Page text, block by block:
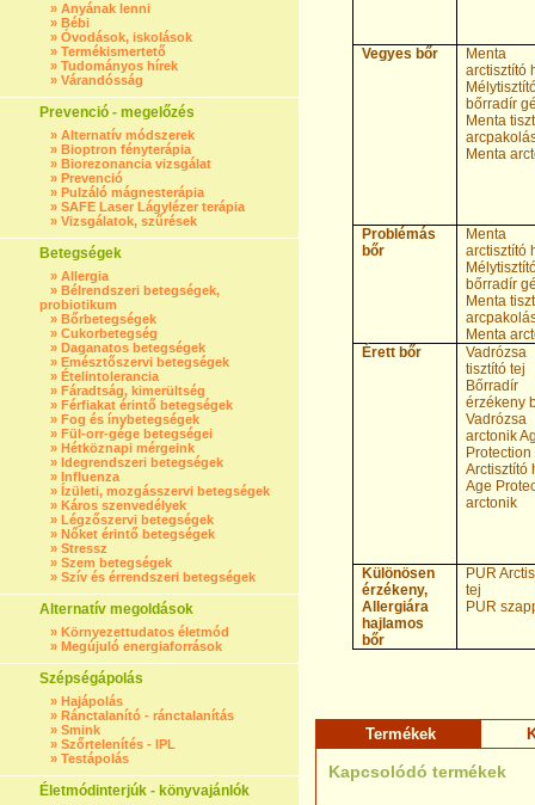
» Anyának lenni
» Bébi
» Óvodások, iskolások
» Termékismertető
» Tudományos hírek
» Várandósság
Prevenció - megelőzés
» Alternatív módszerek
» Bioptron fényterápia
» Biorezonancia vizsgálat
» Prevenció
» Pulzáló mágnesterápia
» SAFE Laser Lágylézer terápia
» Vizsgálatok, szűrések
Betegségek
» Allergia
» Bélrendszeri betegségek,
probiotikum
» Bőrbetegségek
» Cukorbetegség
» Daganatos betegségek
» Emésztőszervi betegségek
» Ételintolerancia
» Fáradtság, kimerültség
» Férfiakat érintő betegségek
» Fog és ínybetegségek
» Fül-orr-gége betegségei
» Hétköznapi mérgeink
» Idegrendszeri betegségek
» Influenza
» Ízületi, mozgásszervi betegségek
» Káros szenvedélyek
» Légzőszervi betegségek
» Nőket érintő betegségek
» Stressz
» Szem betegségek
» Szív és érrendszeri betegségek
Alternatív megoldások
» Környezettudatos életmód
» Megújuló energiaforrások
Szépségápolás
» Hajápolás
» Ránctalanító - ránctalanítás
» Smink
» Szőrtelenítés - IPL
» Testápolás
Életmódinterjúk - könyvajánlók
Vegyes bőr
Menta
arctisztító
bőrradír
Menta
Menta
Problémás
bőr
Menta
arctisztító
bőrradír
Menta
Menta
Érett bőr
Vadrózsa
tisztító tej
Bőrradír
érzékeny
Vadrózsa
arctonik
Protection
Arctisztító
Age
arctonik
Különösen
érzékeny,
Allergiára
hajlamos
bőr
PUR
tej
PUR
Termékek
Kapcsolódó termékek